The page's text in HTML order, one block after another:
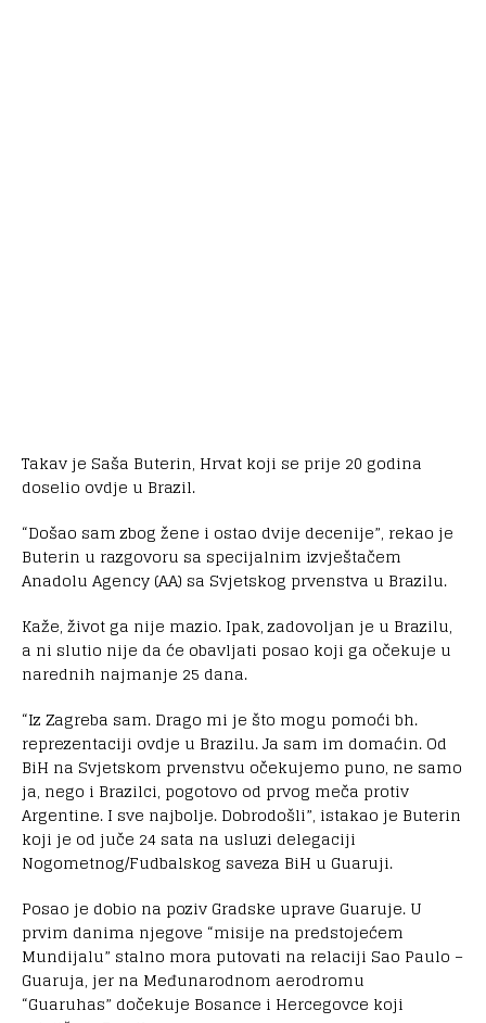
Takav je Saša Buterin, Hrvat koji se prije 20 godina
doselio ovdje u Brazil.
“Došao sam zbog žene i ostao dvije decenije”, rekao je
Buterin u razgovoru sa specijalnim izvještačem
Anadolu Agency (AA) sa Svjetskog prvenstva u Brazilu.
Kaže, život ga nije mazio. Ipak, zadovoljan je u Brazilu,
a ni slutio nije da će obavljati posao koji ga očekuje u
narednih najmanje 25 dana.
“Iz Zagreba sam. Drago mi je što mogu pomoći bh.
reprezentaciji ovdje u Brazilu. Ja sam im domaćin. Od
BiH na Svjetskom prvenstvu očekujemo puno, ne samo
ja, nego i Brazilci, pogotovo od prvog meča protiv
Argentine. I sve najbolje. Dobrodošli”, istakao je Buterin
koji je od juče 24 sata na usluzi delegaciji
Nogometnog/Fudbalskog saveza BiH u Guaruji.
Posao je dobio na poziv Gradske uprave Guaruje. U
prvim danima njegove “misije na predstojećem
Mundijalu” stalno mora putovati na relaciji Sao Paulo –
Guaruja, jer na Međunarodnom aerodromu
“Guaruhas” dočekuje Bosance i Hercegovce koji